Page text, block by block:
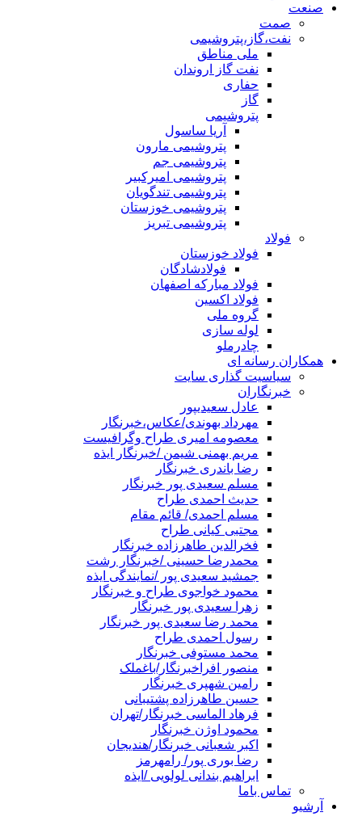
صنعت
صمت
نفت،گاز،پتروشیمی
ملی مناطق
نفت گاز اروندان
حفاری
گاز
پتروشیمی
آریا ساسول
پتروشیمی مارون
پتروشیمی جم
پتروشیمی امیرکبیر
پتروشیمی تندگویان
پتروشیمی خوزستان
پتروشیمی تبریز
فولاد
فولاد خوزستان
فولادشادگان
فولاد مبارکه اصفهان
فولاد اکسین
گروه ملی
لوله سازی
چادرملو
همکاران رسانه ای
سیاسیت گذاری سایت
خبرنگاران
عادل سعیدیپور
مهرداد بهوندی/عکاس،خبرنگار
معصومه امیری طراح وگرافیست
مریم بهمنی شیمن /خبرنگار ایذه
رضا باندری خبرنگار
مسلم سعیدی پور خبرنگار
حدیث احمدی طراح
مسلم احمدی/ قائم مقام
مجتبی کیانی طراح
فخرالدین طاهرزاده خبرنگار
محمدرضا حسینی /خبرنگار رشت
جمشید سعیدی پور /نمایندگی ایذه
محمود خواجوی طراح و خبرنگار
زهرا سعیدی پور خبرنگار
محمد رضا سعیدی پور خبرنگار
رسول احمدی طراح
محمد مستوفی خبرنگار
منصور افراخبرنگار/باغملک
رامین شهپری خبرنگار
حسین طاهرزاده پشتیبانی
فرهاد الماسی خبرنگار/تهران
محمود اوژن خبرنگار
اکبر شعبانی خبرنگار/هندیجان
رضا بوری پور/ رامهرمز
ابراهیم بندانی لولویی /ایذه
تماس باما
آرشیو